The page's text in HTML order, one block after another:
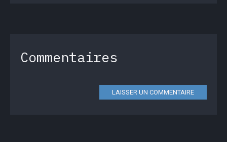
Commentaires
LAISSER UN COMMENTAIRE